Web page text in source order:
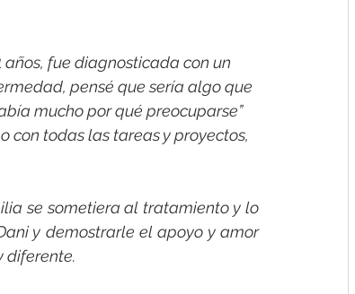
años, fue diagnosticada con un
pensé que sería algo que
mucho por qué preocuparse”
con todas las tareas y proyectos,
se sometiera al tratamiento y lo
y demostrarle el apoyo y amor
diferente.